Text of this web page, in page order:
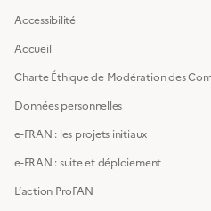
Accessibilité
Accueil
Charte Éthique de Modération des
Données personnelles
e-FRAN : les projets initiaux
e-FRAN : suite et déploiement
L’action ProFAN